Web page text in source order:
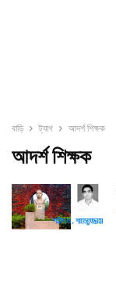
বাড়ি ট্যাগ আদর্শ শিক্ষক
আদর্শ শিক্ষক